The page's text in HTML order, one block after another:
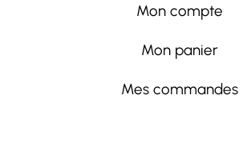
Mon compte
Mon panier
Mes commandes